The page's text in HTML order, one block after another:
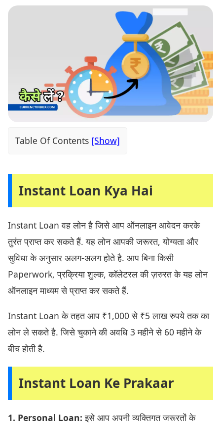
Table Of Contents
Instant Loan Kya Hai
Instant Loan वह लोन है जिसे आप ऑनलाइन आवेदन करके
तुरंत प्राप्त कर सकते हैं. यह लोन आपकी जरूरत, योग्यता और
सुविधा के अनुसार अलग-अलग होते है. आप बिना किसी
Paperwork, प्रक्रिया शुल्क, कॉलेटरल की ज़रुरत के यह लोन
ऑनलाइन माध्यम से प्राप्त कर सकते हैं.
Instant Loan के तहत आप ₹1,000 से ₹5 लाख रुपये तक का
लोन ले सकते है. जिसे चुकाने की अवधि 3 महीने से 60 महीने के
बीच होती है.
Instant Loan Ke Prakaar
1. Personal Loan: इसे आप अपनी व्यक्तिगत जरूरतों के